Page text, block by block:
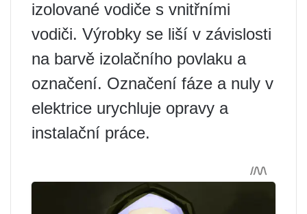
izolované vodiče s vnitřními
vodiči. Výrobky se liší v závislosti
na barvě izolačního povlaku a
označení. Označení fáze a nuly v
elektrice urychluje opravy a
instalační práce.